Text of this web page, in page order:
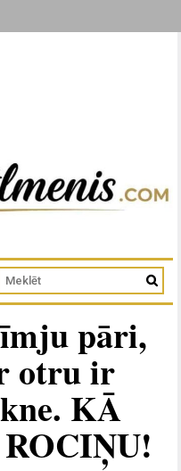
pāri,
otru ir
KĀ